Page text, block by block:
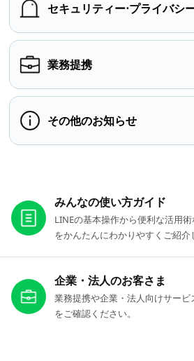
セキュリティー⋅プライバシ
業務提携
その他のお知らせ
みんなの使い方ガイド
LINEの基本操作から便利な活用
をかんたんにわかりやすくご紹介
企業・法人のお客さま
業務提携や企業・法人向けサービ
をご確認ください。